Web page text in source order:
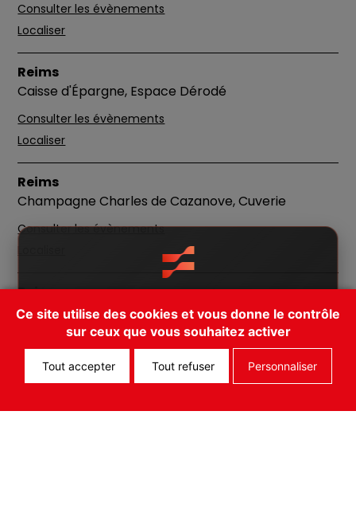
Consulter les évènements
Localiser
Reims
Caisse d'Épargne, Espace Dérodé
Consulter les évènements
Localiser
Reims
Champagne Charles de Cazanove, Cuverie
Consulter les évènements
Reims
Champagne Louis Roederer, Cellier
Consulter les évènements
Localiser
Il existe une app pour les Flâneries
Musicales! Téléchargez FEST!
Cancel Open App
Ce site utilise des cookies et vous donne le contrôle
sur ceux que vous souhaitez activer
Tout accepter Tout refuser Personnaliser